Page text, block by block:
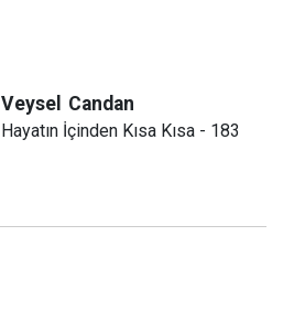
Veysel Candan
Hayatın İçinden Kısa Kısa - 183